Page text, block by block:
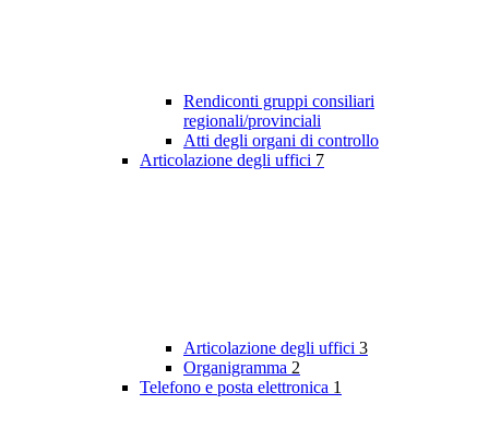
Rendiconti gruppi consiliari
regionali/provinciali
Atti degli organi di controllo
Articolazione degli uffici 7
Articolazione degli uffici 3
Organigramma 2
Telefono e posta elettronica 1